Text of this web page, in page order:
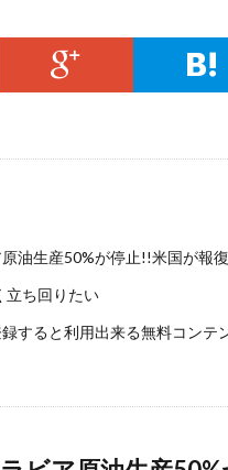
油生産50%が停止!!米国が報
立ち回りたい
すると利用出来る無料コンテ